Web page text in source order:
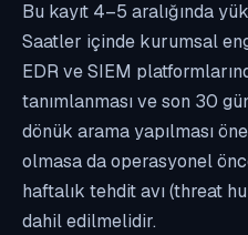
Bu kayıt 4–5 aralığında
Saatler içinde kurumsal
EDR ve SIEM
tanımlanması ve son 30
dönük arama yapılması
olmasa da operasyonel
haftalık tehdit avı (threat
dahil edilmelidir.